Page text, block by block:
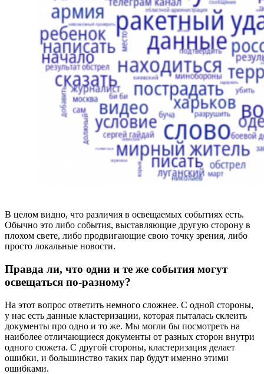
В целом видно, что различия в освещаемых событиях есть.
Обычно это либо события, выставляющие другую сторону в
плохом свете, либо продвигающие свою точку зрения, либо
просто локальные новости.
Правда ли, что одни и те же события могут
освещаться по-разному?
На этот вопрос ответить немного сложнее. С одной стороны,
у нас есть данные кластеризации, которая пыталась склеить
документы про одно и то же. Мы могли бы посмотреть на
наиболее отличающиеся документы от разных сторон внутри
одного сюжета. С другой стороны, кластеризация делает
ошибки, и большинство таких пар будут именно этими
ошибками.